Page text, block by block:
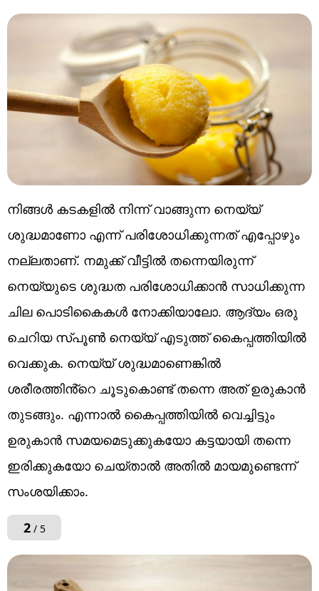
നിങ്ങൾ കടകളിൽ നിന്ന് വാങ്ങുന്ന നെയ്യ്
ശുദ്ധമാണോ എന്ന് പരിശോധിക്കുന്നത് എപ്പോഴും
നല്ലതാണ്. നമുക്ക് വീട്ടിൽ തന്നെയിരുന്ന്
നെയ്യുടെ ശുദ്ധത പരിശോധിക്കാൻ സാധിക്കുന്ന
ചില പൊടികൈകൾ നോക്കിയാലോ. ആദ്യം ഒരു
ചെറിയ സ്പൂൺ നെയ്യ് എടുത്ത് കൈപ്പത്തിയിൽ
വെക്കുക. നെയ്യ് ശുദ്ധമാണെങ്കിൽ
ശരീരത്തിൻ്റെ ചൂടുകൊണ്ട് തന്നെ അത് ഉരുകാൻ
തുടങ്ങും. എന്നാൽ കൈപ്പത്തിയിൽ വെച്ചിട്ടും
ഉരുകാൻ സമയമെടുക്കുകയോ കട്ടയായി തന്നെ
ഇരിക്കുകയോ ചെയ്താൽ അതിൽ മായമുണ്ടെന്ന്
സംശയിക്കാം.
2/ 5